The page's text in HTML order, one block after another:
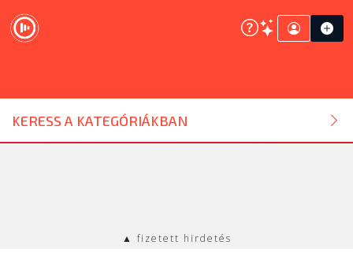
KERESS A KATEGÓRIÁKBAN
DJ ESZKÖZ
HANGTECHNIKA
▲ fizetett hirdetés